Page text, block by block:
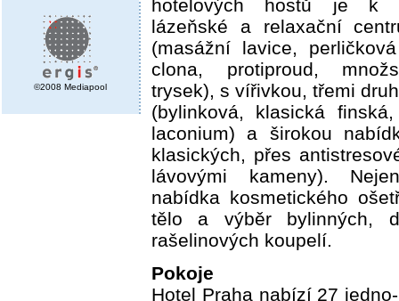
©2008 Mediapool
hotelových hostů je k
lázeňské a relaxační
(masážní lavice,
clona, protiproud,
trysek), s vířivkou, třemi
(bylinková, klasická
laconium) a širokou
klasických, přes
lávovými kameny).
nabídka kosmetického
tělo a výběr bylinných,
rašelinových koupelí.
Pokoje
Hotel Praha nabízí 27